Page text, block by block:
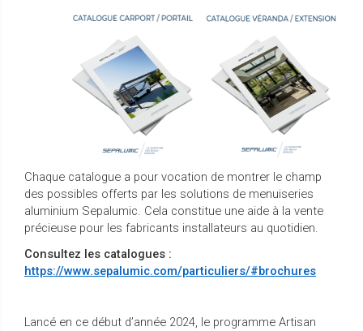
Chaque catalogue a pour vocation de montrer le champ
des possibles offerts par les solutions de menuiseries
aluminium Sepalumic. Cela constitue une aide à la vente
précieuse pour les fabricants installateurs au quotidien.
Consultez les catalogues :
https://www.sepalumic.com/particuliers/#brochures
Lancé en ce début d’année 2024, le programme Artisan